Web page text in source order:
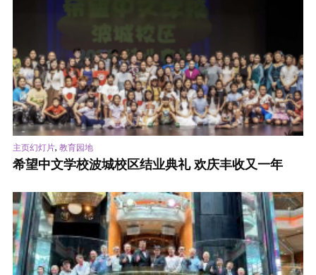
主页幻灯片, 教育园地
希望中文学校波城校区结业典礼 欢庆丰收又一年